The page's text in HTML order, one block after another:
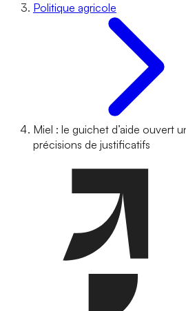
Politique agricole
Miel : le guichet d’aide ouvert
précisions de justificatifs